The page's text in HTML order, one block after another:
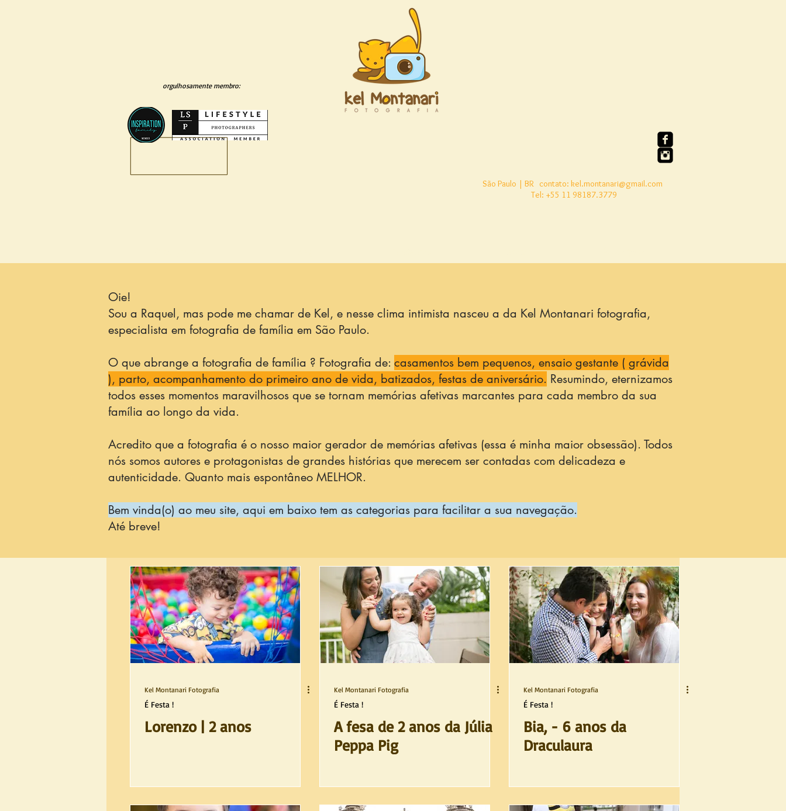
orgulhosamente membro:
São Paulo | BR contato: kel.montanari@gmail.com
Tel: +55 11 98187.3779
Oie!
Sou a Raquel, mas pode me chamar de Kel, e nesse clima intimista nasceu a da Kel Montanari fotografia,
especialista em fotografia de família em São Paulo.
O que abrange a fotografia de família ? Fotografia de: casamentos bem pequenos, ensaio gestante ( grávida
), parto, acompanhamento do primeiro ano de vida, batizados, festas de aniversário. Resumindo, eternizamos
todos esses momentos maravilhosos que se tornam memórias afetivas marcantes para cada membro da sua
família ao longo da vida.
Acredito que a fotografia é o nosso maior gerador de memórias afetivas (essa é minha maior obsessão). Todos
nós somos autores e protagonistas de grandes histórias que merecem ser contadas com delicadeza e
autenticidade. Quanto mais espontâneo MELHOR.
Bem vinda(o) ao meu site, aqui em baixo tem as categorias para facilitar a sua navegação.
Até breve!
Kel Montanari Fotografia
É Festa !
Lorenzo | 2 anos
Kel Montanari Fotografia
É Festa !
A fesa de 2 anos da Júlia
Peppa Pig
Kel Montanari Fotografia
É Festa !
Bia, - 6 anos da
Draculaura